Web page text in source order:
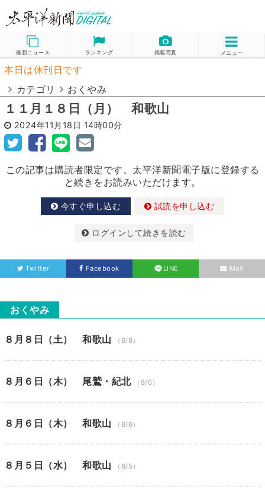
最新ニュース ランキング 掲載写真 メニュー
本日は休刊日です
カテゴリ
おくやみ
１１月１８日（月） 和歌山
2024年11月18日 14時00分
この記事は購読者限定です。太平洋新聞電子版に登録する
と続きをお読みいただけます。
今すぐ申し込む 試読を申し込む
ログインして続きを読む
Twitter Facebook LINE Mail
おくやみ
８月８日（土） 和歌山 （8/8）
８月６日（木） 尾鷲・紀北 （8/6）
８月６日（木） 和歌山 （8/6）
８月５日（水） 和歌山 （8/5）